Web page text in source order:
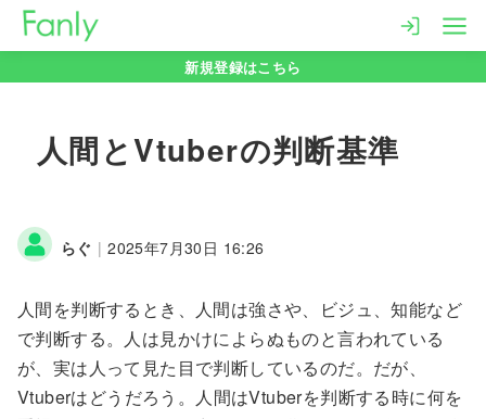
新規登録はこちら
人間とVtuberの判断基準
らぐ | 2025年7月30日 16:26
人間を判断するとき、人間は強さや、ビジュ、知能など
で判断する。人は見かけによらぬものと言われている
が、実は人って見た目で判断しているのだ。だが、
Vtuberはどうだろう。人間はVtuberを判断する時に何を